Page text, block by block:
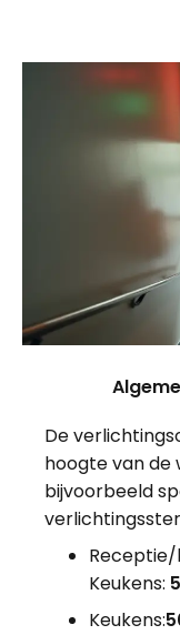
De
hoogte van de
bijvoorbeeld
Receptie/
Keukens:
Keukens: